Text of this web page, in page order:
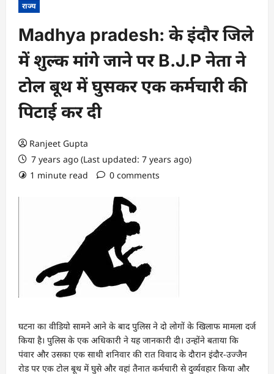
राज्य
Madhya pradesh: के इंदौर जिले
में शुल्क मांगे जाने पर B.J.P नेता ने
टोल बूथ में घुसकर एक कर्मचारी की
पिटाई कर दी
Ranjeet Gupta
7 years ago (Last updated: 7 years ago)
1 minute read
0 comments
घटना का वीडियो सामने आने के बाद पुलिस ने दो लोगों के खिलाफ मामला दर्ज
किया है। पुलिस के एक अधिकारी ने यह जानकारी दी। उन्होंने बताया कि
पंवार और उसका एक साथी शनिवार की रात विवाद के दौरान इंदौर-उज्जैन
रोड पर एक टोल बूथ में घुसे और वहां तैनात कर्मचारी से दुर्व्यवहार किया और